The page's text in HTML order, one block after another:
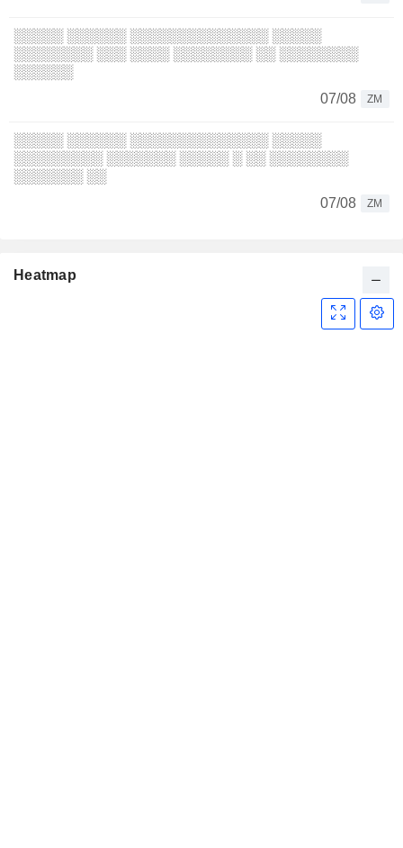
░░░░░ ░░░░░░ ░░░░░░░░░░░░░░ ░░░░░
░░░░░░░░ ░░░ ░░░░ ░░░░░░░░ ░░ ░░░░░░░░
░░░░░░
07/08
ZM
░░░░░ ░░░░░░ ░░░░░░░░░░░░░░ ░░░░░
░░░░░░░░░ ░░░░░░░ ░░░░░ ░ ░░ ░░░░░░░░
░░░░░░░ ░░
07/08
ZM
Heatmap